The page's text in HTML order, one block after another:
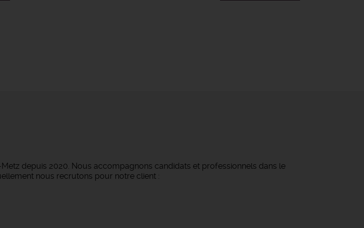
depuis 2020. Nous accompagnons candidats et professionnels dans le
nous recrutons pour notre client :